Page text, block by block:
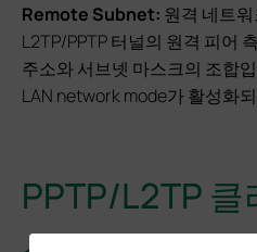
Remote Subnet: 원격 네트
L2TP/PPTP 터널의 원격 피어
주소와 서브넷 마스크의 조합
LAN network mode가 활성화
PPTP/L2TP